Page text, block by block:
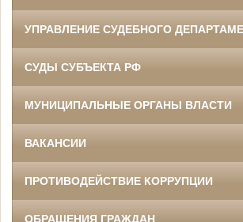
УПРАВЛЕНИЕ СУДЕБНОГО
СУДЫ СУБЪЕКТА РФ
МУНИЦИПАЛЬНЫЕ ОРГАНЫ ВЛАСТИ
ВАКАНСИИ
ПРОТИВОДЕЙСТВИЕ КОРРУПЦИИ
ОБРАЩЕНИЯ ГРАЖДАН